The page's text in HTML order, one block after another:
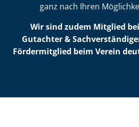
ganz nach Ihren
Wir sind zudem Mitglied
Gutachter &
Fördermitglied beim Verein